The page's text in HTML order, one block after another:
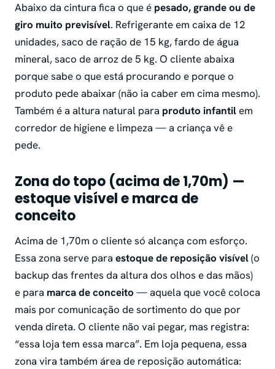
Abaixo da cintura fica o que é pesado, grande ou de
giro muito previsível. Refrigerante em caixa de 12
unidades, saco de ração de 15 kg, fardo de água
mineral, saco de arroz de 5 kg. O cliente abaixa
porque sabe o que está procurando e porque o
produto pede abaixar (não ia caber em cima mesmo).
Também é a altura natural para produto infantilem
corredor de higiene e limpeza — a criança vê e
pede.
Zona do topo (acima de 1,70m) —
estoque visível e marca de
conceito
Acima de 1,70m o cliente só alcança com esforço.
Essa zona serve para estoque de reposição visível(o
backup das frentes da altura dos olhos e das mãos)
e para marca de conceito — aquela que você coloca
mais por comunicação de sortimento do que por
venda direta. O cliente não vai pegar, mas registra:
“essa loja tem essa marca”. Em loja pequena, essa
zona vira também área de reposição automática: